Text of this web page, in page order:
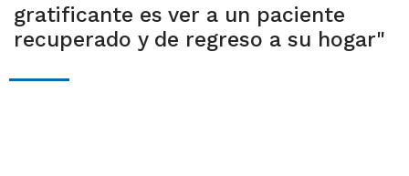
gratificante es ver a un paciente
recuperado y de regreso a su hogar"